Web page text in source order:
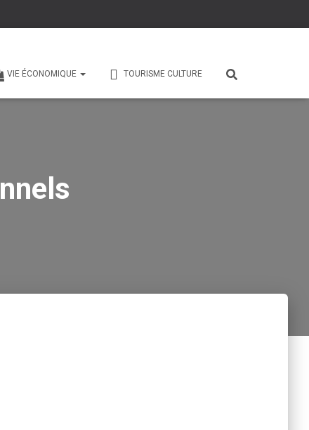
VIE ÉCONOMIQUE TOURISME CULTURE